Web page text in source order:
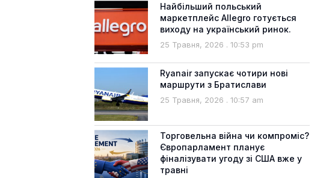
Найбільший польський
маркетплейс Allegro готується
виходу на український ринок.
25 Травня, 2026 10:53 pm
Ryanair запускає чотири нові
маршрути з Братислави
25 Травня, 2026 10:57 am
Торговельна війна чи компроміс?
Європарламент планує
фіналізувати угоду зі США вже у
травні